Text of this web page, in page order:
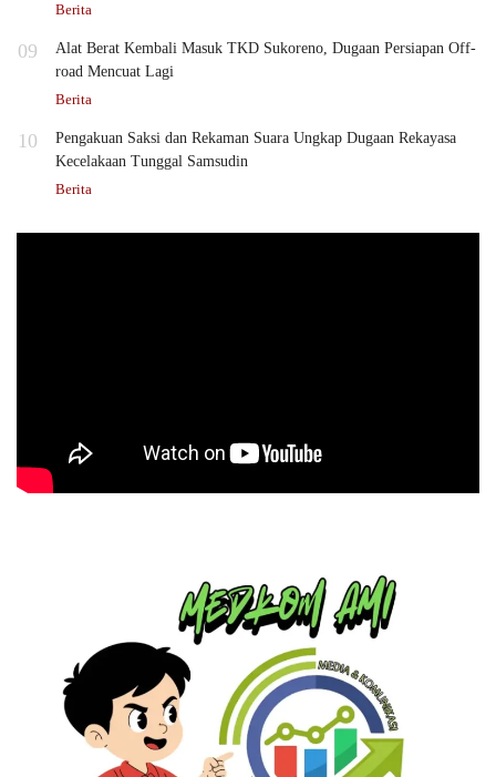
Berita
09
Alat Berat Kembali Masuk TKD Sukoreno, Dugaan Persiapan Off-
road Mencuat Lagi
Berita
10
Pengakuan Saksi dan Rekaman Suara Ungkap Dugaan Rekayasa
Kecelakaan Tunggal Samsudin
Berita